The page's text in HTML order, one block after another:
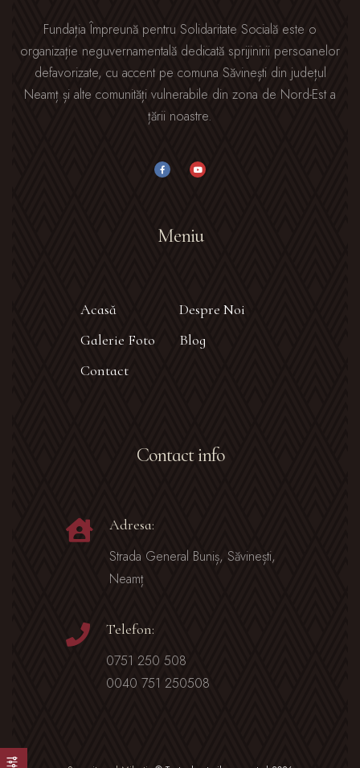
Fundația Împreună pentru Solidaritate Socială este o
organizație neguvernamentală dedicată sprijinirii persoanelor
defavorizate, cu accent pe comuna Săvinești din județul
Neamț și alte comunități vulnerabile din zona de Nord-Est a
țării noastre.
Meniu
Acasă
Despre Noi
Galerie Foto
Blog
Contact
Contact info
Adresa:
Strada General Buniș, Săvinești,
Neamț
Telefon:
0751 250 508
0040 751 250508